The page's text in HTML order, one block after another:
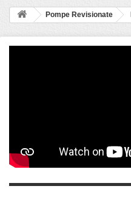
Pompe Revisionate